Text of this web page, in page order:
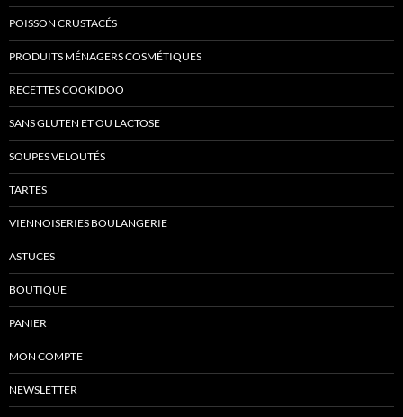
POISSON CRUSTACÉS
PRODUITS MÉNAGERS COSMÉTIQUES
RECETTES COOKIDOO
SANS GLUTEN ET OU LACTOSE
SOUPES VELOUTÉS
TARTES
VIENNOISERIES BOULANGERIE
ASTUCES
BOUTIQUE
PANIER
MON COMPTE
NEWSLETTER